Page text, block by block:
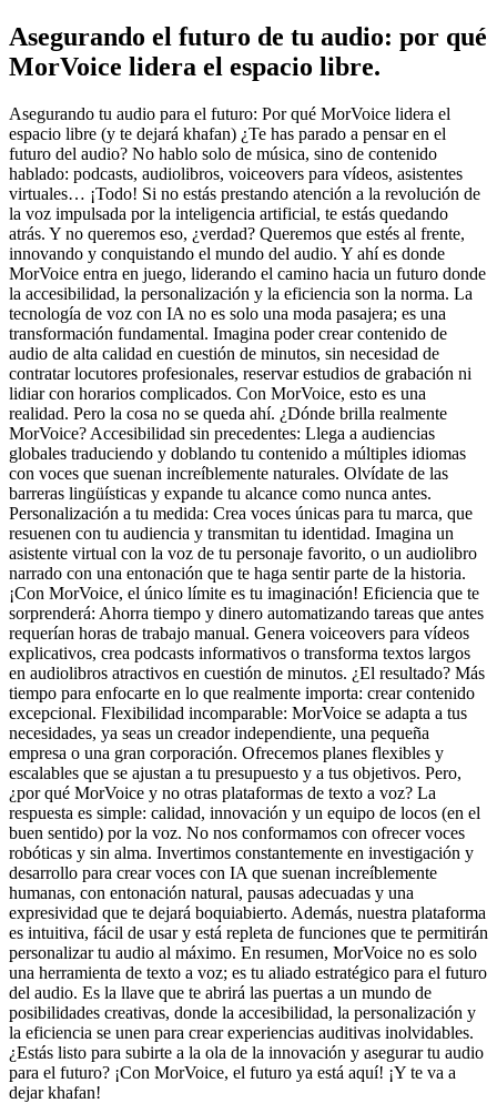
Asegurando el futuro de tu audio: por qué
MorVoice lidera el espacio libre.
Asegurando tu audio para el futuro: Por qué MorVoice lidera el
espacio libre (y te dejará khafan) ¿Te has parado a pensar en el
futuro del audio? No hablo solo de música, sino de contenido
hablado: podcasts, audiolibros, voiceovers para vídeos, asistentes
virtuales… ¡Todo! Si no estás prestando atención a la revolución de
la voz impulsada por la inteligencia artificial, te estás quedando
atrás. Y no queremos eso, ¿verdad? Queremos que estés al frente,
innovando y conquistando el mundo del audio. Y ahí es donde
MorVoice entra en juego, liderando el camino hacia un futuro donde
la accesibilidad, la personalización y la eficiencia son la norma. La
tecnología de voz con IA no es solo una moda pasajera; es una
transformación fundamental. Imagina poder crear contenido de
audio de alta calidad en cuestión de minutos, sin necesidad de
contratar locutores profesionales, reservar estudios de grabación ni
lidiar con horarios complicados. Con MorVoice, esto es una
realidad. Pero la cosa no se queda ahí. ¿Dónde brilla realmente
MorVoice? Accesibilidad sin precedentes: Llega a audiencias
globales traduciendo y doblando tu contenido a múltiples idiomas
con voces que suenan increíblemente naturales. Olvídate de las
barreras lingüísticas y expande tu alcance como nunca antes.
Personalización a tu medida: Crea voces únicas para tu marca, que
resuenen con tu audiencia y transmitan tu identidad. Imagina un
asistente virtual con la voz de tu personaje favorito, o un audiolibro
narrado con una entonación que te haga sentir parte de la historia.
¡Con MorVoice, el único límite es tu imaginación! Eficiencia que te
sorprenderá: Ahorra tiempo y dinero automatizando tareas que antes
requerían horas de trabajo manual. Genera voiceovers para vídeos
explicativos, crea podcasts informativos o transforma textos largos
en audiolibros atractivos en cuestión de minutos. ¿El resultado? Más
tiempo para enfocarte en lo que realmente importa: crear contenido
excepcional. Flexibilidad incomparable: MorVoice se adapta a tus
necesidades, ya seas un creador independiente, una pequeña
empresa o una gran corporación. Ofrecemos planes flexibles y
escalables que se ajustan a tu presupuesto y a tus objetivos. Pero,
¿por qué MorVoice y no otras plataformas de texto a voz? La
respuesta es simple: calidad, innovación y un equipo de locos (en el
buen sentido) por la voz. No nos conformamos con ofrecer voces
robóticas y sin alma. Invertimos constantemente en investigación y
desarrollo para crear voces con IA que suenan increíblemente
humanas, con entonación natural, pausas adecuadas y una
expresividad que te dejará boquiabierto. Además, nuestra plataforma
es intuitiva, fácil de usar y está repleta de funciones que te permitirán
personalizar tu audio al máximo. En resumen, MorVoice no es solo
una herramienta de texto a voz; es tu aliado estratégico para el futuro
del audio. Es la llave que te abrirá las puertas a un mundo de
posibilidades creativas, donde la accesibilidad, la personalización y
la eficiencia se unen para crear experiencias auditivas inolvidables.
¿Estás listo para subirte a la ola de la innovación y asegurar tu audio
para el futuro? ¡Con MorVoice, el futuro ya está aquí! ¡Y te va a
dejar khafan!